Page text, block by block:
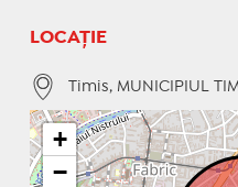
LOCAȚIE
Timis, MUNICIPIUL
+
−